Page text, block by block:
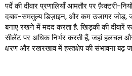
पर्दे की दीवार प्रणालियाँ आमतौर पर फ़ैक्टरी-
दबाव-समतुल्य डिज़ाइन, और कम उजागर जोड़,
बनाए रखने में मदद करता है. खिड़की की
सीलेंट पर अधिक निर्भर करती हैं, जहां हलचल
क्षरण और रखरखाव में हस्तक्षेप की संभावना बढ़